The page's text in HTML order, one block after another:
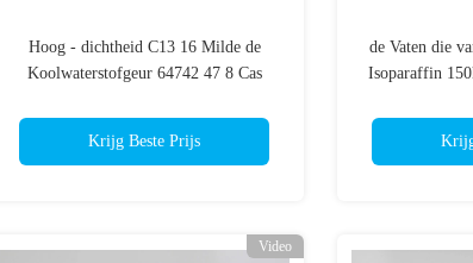
Hoog - dichtheid C13 16 Milde de
Koolwaterstofgeur 64742 47 8 Cas
Krijg Beste Prijs
de Vaten die
Isoparaffin
Video